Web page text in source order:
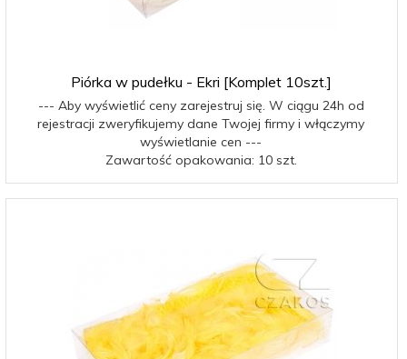
Piórka w pudełku - Ekri [Komplet 10szt.]
--- Aby wyświetlić ceny zarejestruj się. W ciągu 24h od
rejestracji zweryfikujemy dane Twojej firmy i włączymy
wyświetlanie cen ---
Zawartość opakowania: 10 szt.